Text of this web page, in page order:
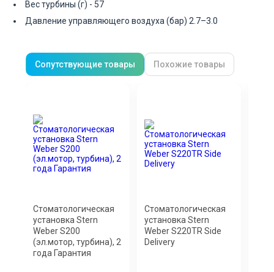
Вес турбины (г) - 57
Давление управляющего воздуха (бар) 2.7–3.0
Сопутствующие товары Похожие товары
Стоматологическая
установка Stern
Weber S200
(эл.мотор, турбина), 2
года Гарантия
Стоматологическая
установка Stern
Weber S220TR Side
Delivery